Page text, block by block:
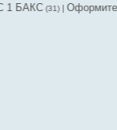
|Оформите карту и